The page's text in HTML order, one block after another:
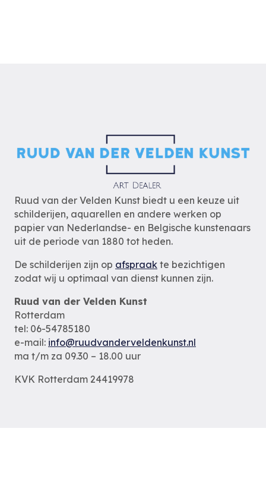
Ruud van der Velden Kunst biedt u een keuze uit
schilderijen, aquarellen en andere werken op
papier van Nederlandse- en Belgische kunstenaars
uit de periode van 1880 tot heden.
De schilderijen zijn op afspraak te bezichtigen
zodat wij u optimaal van dienst kunnen zijn.
Ruud van der Velden Kunst
Rotterdam
tel: 06-54785180
e-mail: info@ruudvanderveldenkunst.nl
ma t/m za 09.30 – 18.00 uur
KVK Rotterdam 24419978